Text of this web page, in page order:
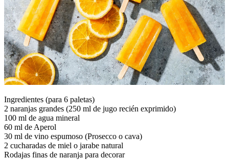
Ingredientes (para 6 paletas)
2 naranjas grandes (250 ml de jugo recién exprimido)
100 ml de agua mineral
60 ml de Aperol
30 ml de vino espumoso (Prosecco o cava)
2 cucharadas de miel o jarabe natural
Rodajas finas de naranja para decorar